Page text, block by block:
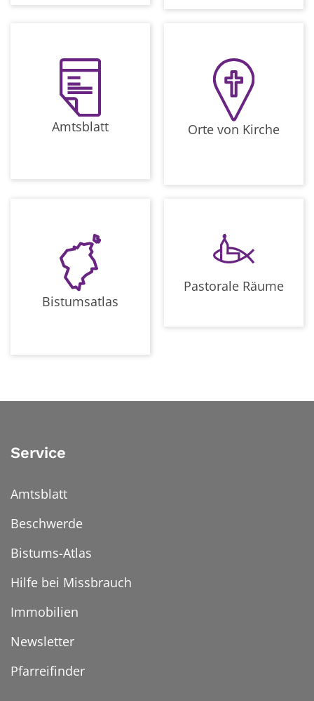
Amtsblatt Orte von Kirche
Bistumsatlas
Pastorale Räume
Service
Amtsblatt
Beschwerde
Bistums-Atlas
Hilfe bei Missbrauch
Immobilien
Newsletter
Pfarreifinder